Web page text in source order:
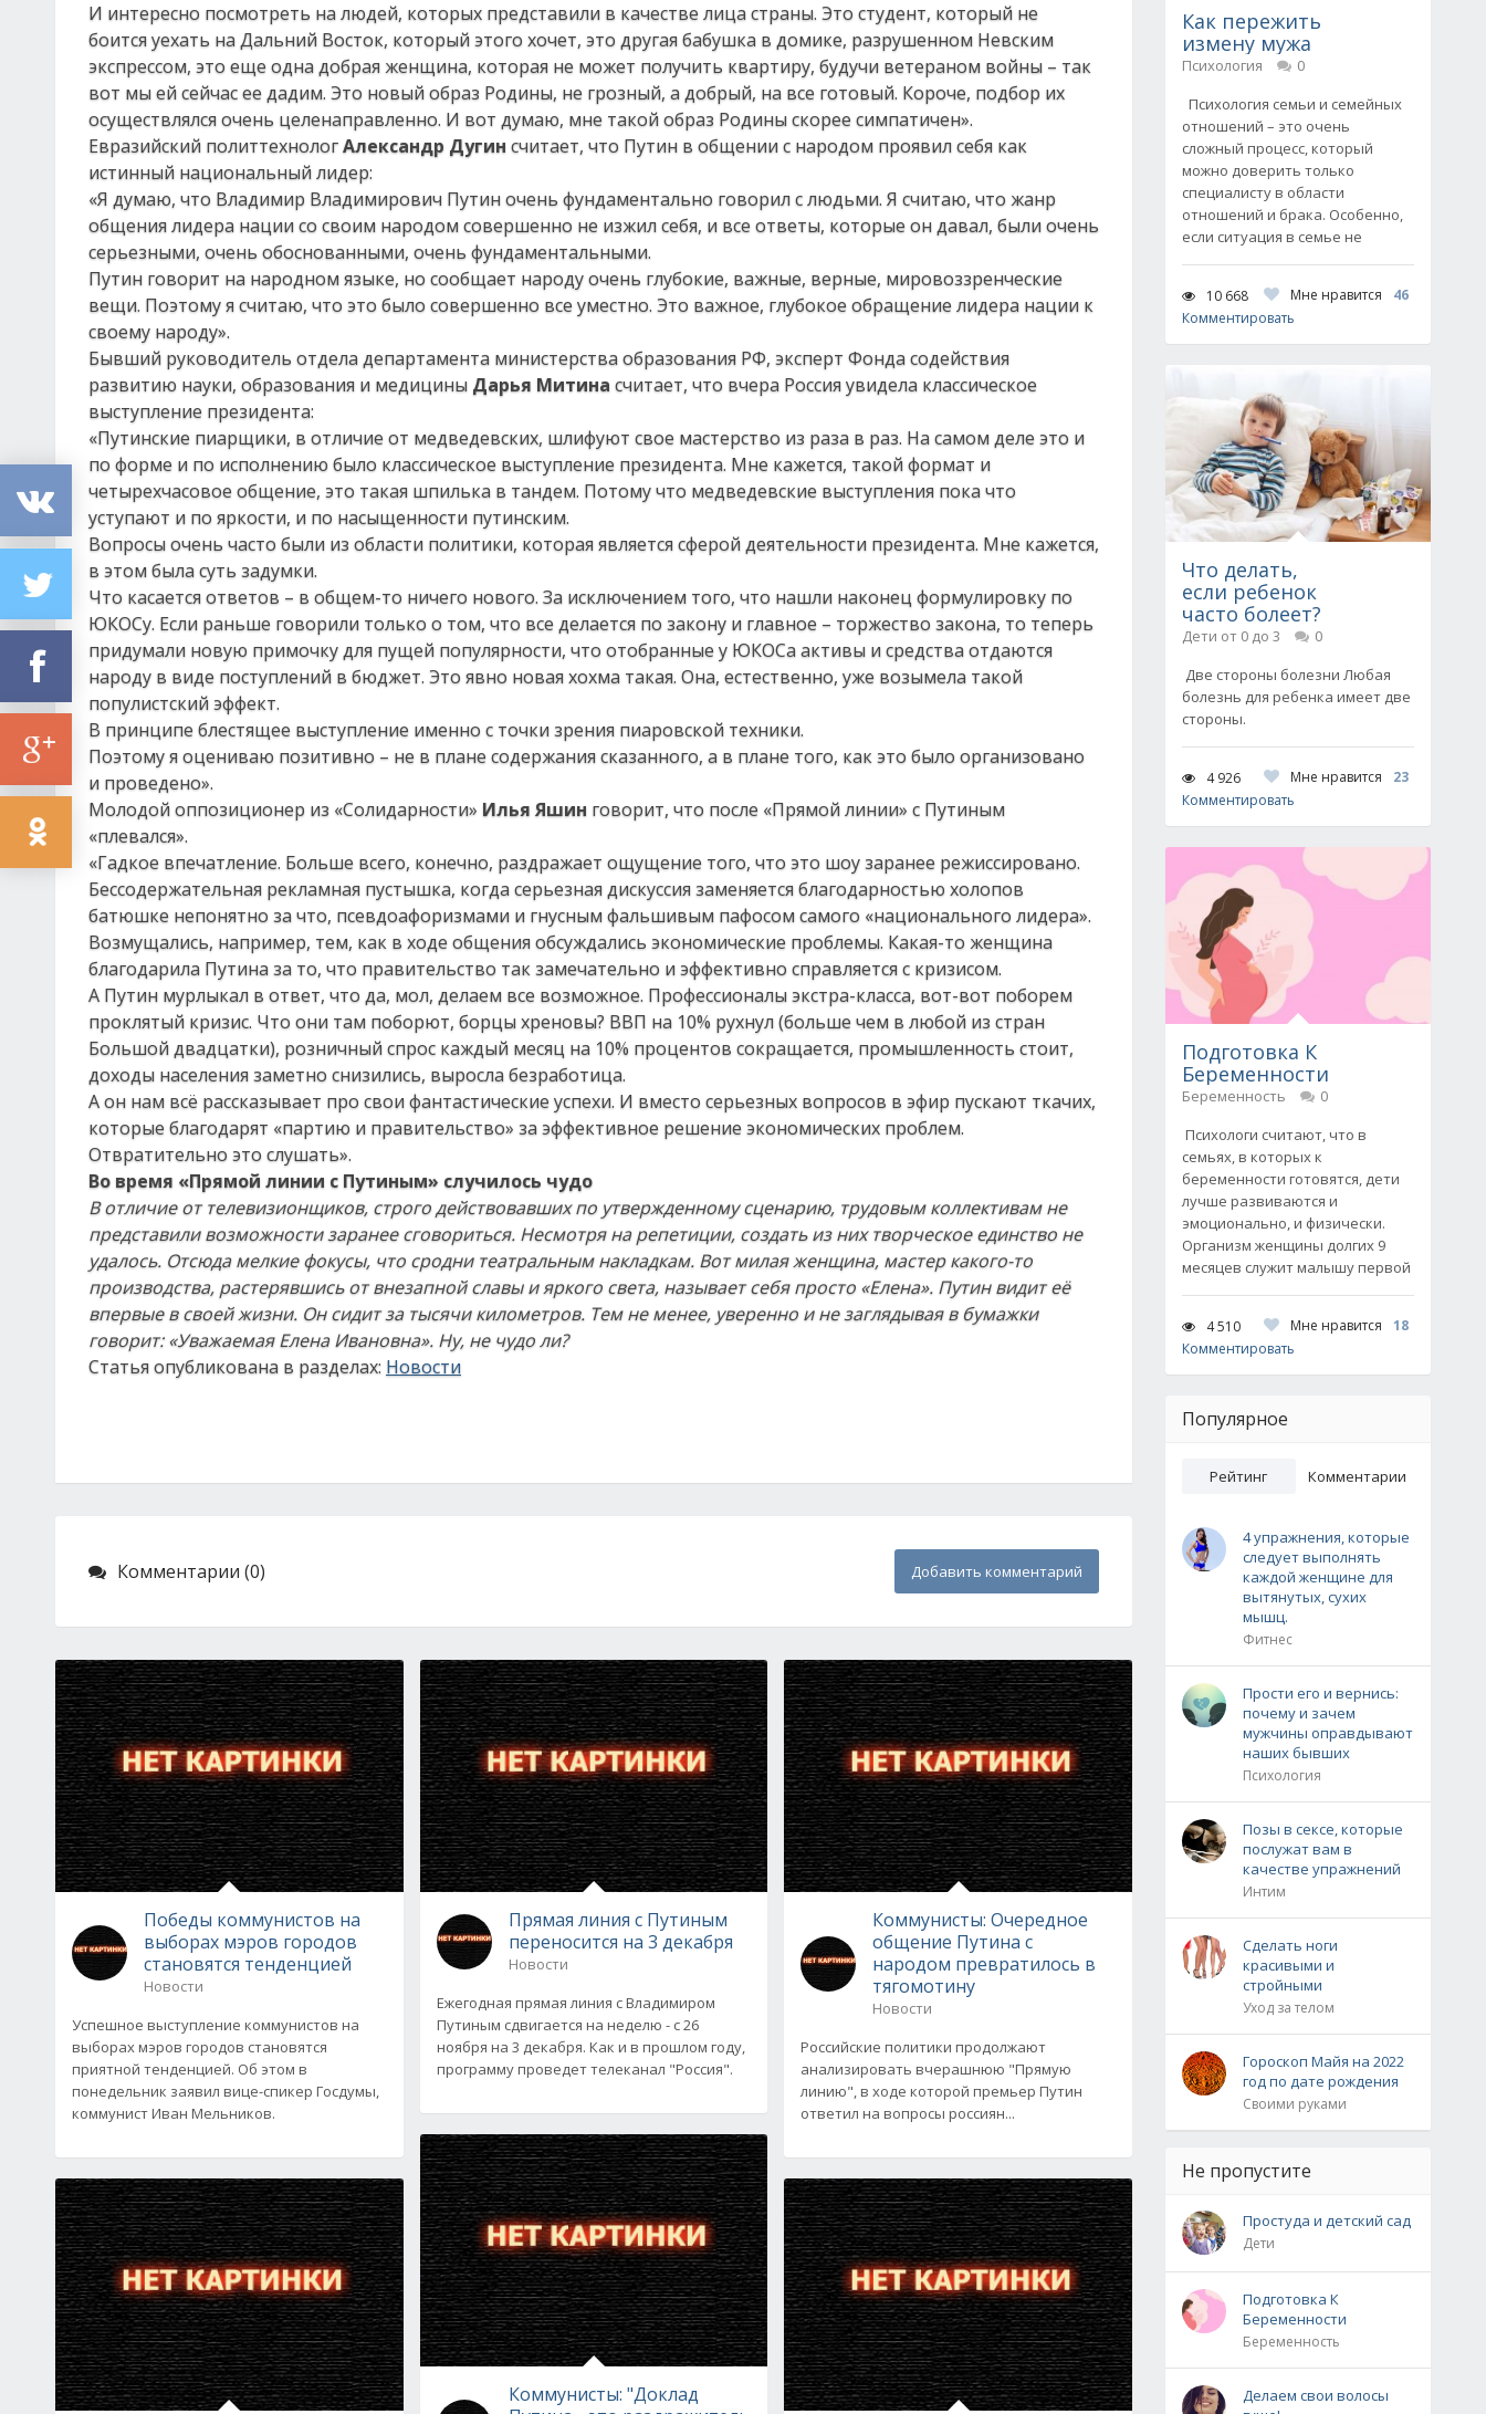
И интересно посмотреть на людей, которых представили в качестве лица страны. Это студент, который не
боится уехать на Дальний Восток, который этого хочет, это другая бабушка в домике, разрушенном Невским
экспрессом, это еще одна добрая женщина, которая не может получить квартиру, будучи ветераном войны – так
вот мы ей сейчас ее дадим. Это новый образ Родины, не грозный, а добрый, на все готовый. Короче, подбор их
осуществлялся очень целенаправленно. И вот думаю, мне такой образ Родины скорее симпатичен».
Евразийский политтехнологАлександр Дугин считает, что Путин в общении с народом проявил себя как
истинный национальный лидер:
«Я думаю, что Владимир Владимирович Путин очень фундаментально говорил с людьми. Я считаю, что жанр
общения лидера нации со своим народом совершенно не изжил себя, и все ответы, которые он давал, были очень
серьезными, очень обоснованными, очень фундаментальными.
Путин говорит на народном языке, но сообщает народу очень глубокие, важные, верные, мировоззренческие
вещи. Поэтому я считаю, что это было совершенно все уместно. Это важное, глубокое обращение лидера нации к
своему народу».
Бывший руководитель отдела департамента министерства образования РФ, эксперт Фонда содействия
развитию науки, образования и медицины Дарья Митина считает, что вчера Россия увидела классическое
выступление президента:
«Путинские пиарщики, в отличие от медведевских, шлифуют свое мастерство из раза в раз. На самом деле это и
по форме и по исполнению было классическое выступление президента. Мне кажется, такой формат и
четырехчасовое общение, это такая шпилька в тандем. Потому что медведевские выступления пока что
уступают и по яркости, и по насыщенности путинским.
Вопросы очень часто были из области политики, которая является сферой деятельности президента. Мне кажется,
в этом была суть задумки.
Что касается ответов – в общем-то ничего нового. За исключением того, что нашли наконец формулировку по
ЮКОСу. Если раньше говорили только о том, что все делается по закону и главное – торжество закона, то теперь
придумали новую примочку для пущей популярности, что отобранные у ЮКОСа активы и средства отдаются
народу в виде поступлений в бюджет. Это явно новая хохма такая. Она, естественно, уже возымела такой
популистский эффект.
В принципе блестящее выступление именно с точки зрения пиаровской техники.
Поэтому я оцениваю позитивно – не в плане содержания сказанного, а в плане того, как это было организовано
и проведено».
Молодой оппозиционер из «Солидарности» Илья Яшин говорит, что после «Прямой линии» с Путиным
«плевался».
«Гадкое впечатление. Больше всего, конечно, раздражает ощущение того, что это шоу заранее режиссировано.
Бессодержательная рекламная пустышка, когда серьезная дискуссия заменяется благодарностью холопов
батюшке непонятно за что, псевдоафоризмами и гнусным фальшивым пафосом самого «национального лидера».
Возмущались, например, тем, как в ходе общения обсуждались экономические проблемы. Какая-то женщина
благодарила Путина за то, что правительство так замечательно и эффективно справляется с кризисом.
А Путин мурлыкал в ответ, что да, мол, делаем все возможное. Профессионалы экстра-класса, вот-вот поборем
проклятый кризис. Что они там поборют, борцы хреновы? ВВП на 10% рухнул (больше чем в любой из стран
Большой двадцатки), розничный спрос каждый месяц на 10% процентов сокращается, промышленность стоит,
доходы населения заметно снизились, выросла безработица.
А он нам всё рассказывает про свои фантастические успехи. И вместо серьезных вопросов в эфир пускают ткачих,
которые благодарят «партию и правительство» за эффективное решение экономических проблем.
Отвратительно это слушать».
Во время «Прямой линии с Путиным» случилось чудо
В отличие от телевизионщиков, строго действовавших по утвержденному сценарию, трудовым коллективам не
представили возможности заранее сговориться. Несмотря на репетиции, создать из них творческое единство не
удалось. Отсюда мелкие фокусы, что сродни театральным накладкам. Вот милая женщина, мастер какого-то
производства, растерявшись от внезапной славы и яркого света, называет себя просто «Елена». Путин видит её
впервые в своей жизни. Он сидит за тысячи километров. Тем не менее, уверенно и не заглядывая в бумажки
говорит: «Уважаемая Елена Ивановна». Ну, не чудо ли?
Статья опубликована в разделах: Новости
Комментарии (0) Добавить комментарий
Победы коммунистов на
выборах мэров городов
становятся тенденцией
Новости
Успешное выступление коммунистов на
выборах мэров городов становятся
приятной тенденцией. Об этом в
понедельник заявил вице-спикер Госдумы,
коммунист Иван Мельников.
Прямая линия с Путиным
переносится на 3 декабря
Новости
Ежегодная прямая линия с Владимиром
Путиным сдвигается на неделю - с 26
ноября на 3 декабря. Как и в прошлом году,
программу проведет телеканал "Россия".
Коммунисты: "Доклад
Коммунисты: Очередное
общение Путина с
народом превратилось в
тягомотину
Новости
Российские политики продолжают
анализировать вчерашнюю "Прямую
линию", в ходе которой премьер Путин
ответил на вопросы россиян...
Как пережить
измену мужа
Психология
0
Психология семьи и семейных
отношений – это очень
сложный процесс, который
можно доверить только
специалисту в области
отношений и брака. Особенно,
если ситуация в семье не
10 668 Мне нравится
46
Комментировать
Что делать,
если ребенок
часто болеет?
Дети от 0 до 3
0
Две стороны болезни Любая
болезнь для ребенка имеет две
стороны.
4 926 Мне нравится
23
Комментировать
Подготовка К
Беременности
Беременность
0
Психологи считают, что в
семьях, в которых к
беременности готовятся, дети
лучше развиваются и
эмоционально, и физически.
Организм женщины долгих 9
месяцев служит малышу первой
4 510 Мне нравится
18
Комментировать
Популярное
Рейтинг Комментарии
4 упражнения, которые
следует выполнять
каждой женщине для
вытянутых, сухих
мышц.
Фитнес
Прости его и вернись:
почему и зачем
мужчины оправдывают
наших бывших
Психология
Позы в сексе, которые
послужат вам в
качестве упражнений
Интим
Сделать ноги
красивыми и
стройными
Уход за телом
Гороскоп Майя на 2022
год по дате рождения
Своими руками
Не пропустите
Простуда и детский сад
Дети
Подготовка К
Беременности
Беременность
Делаем свои волосы